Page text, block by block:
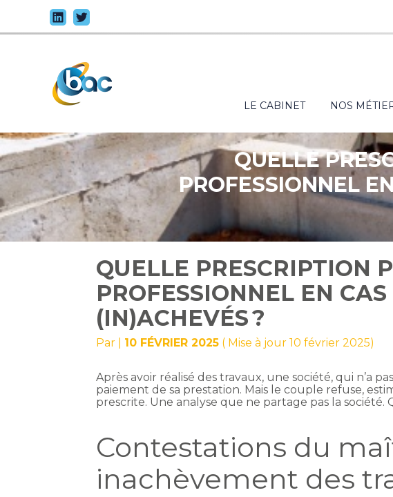
au
contenu
Principal
LE CABINET NOS
QUELLE
PROFESSIONNEL
QUELLE PRESCRIPTION
PROFESSIONNEL EN
(IN)ACHEVÉS ?
Par 10 FÉVRIER 2025 ( Mise à jour 10 février 2025)
Après avoir réalisé des travaux, une société, qui n’a
paiement de sa prestation. Mais le couple refuse,
prescrite. Une analyse que ne partage pas la société.
Contestations du
inachèvement des